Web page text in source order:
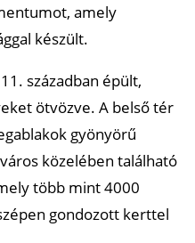
amely
készült.
században épült,
ötvözve. A belső tér
gyönyörű
közelében található
több mint 4000
gondozott kerttel